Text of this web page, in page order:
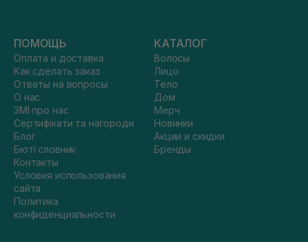
ПОМОЩЬ
Оплата и доставка
Как сделать заказ
Ответы на вопросы
О нас
ЗМІ про нас
Сертифікати та нагороди
Блог
Бюті словник
Контакты
Условия использования
сайта
Политика
конфиденциальности
КАТАЛОГ
Волосы
Лицо
Тело
Дом
Мерч
Новинки
Акции и скидки
Бренды